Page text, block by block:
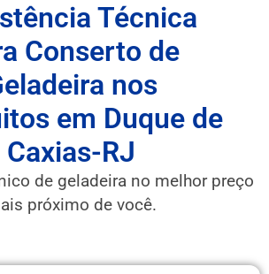
Técnica
Conserto de
nos
em Duque de
Caxias-RJ
de geladeira no melhor preço
próximo de você.